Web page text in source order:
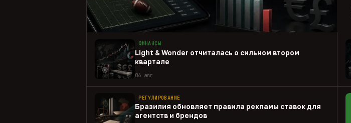
ФИНАНСЫ
Light & Wonder отчиталась о сильном втором
квартале
06 авг
РЕГУЛИРОВАНИЕ
Бразилия обновляет правила рекламы ставок для
агентств и брендов